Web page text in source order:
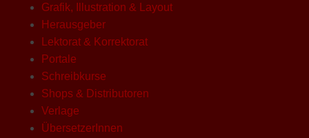
Grafik, Illustration & Layout
Herausgeber
Lektorat & Korrektorat
Portale
Schreibkurse
Shops & Distributoren
Verlage
ÜbersetzerInnen